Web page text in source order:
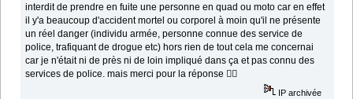
interdit de prendre en fuite une personne en quad ou moto car en effet
il y'a beaucoup d'accident mortel ou corporel à moin qu'il ne présente
un réel danger (individu armée, personne connue des service de
police, trafiquant de drogue etc) hors rien de tout cela me concernai
car je n'était ni de près ni de loin impliqué dans ça et pas connu des
services de police. mais merci pour la réponse 👍🏼
IP archivée